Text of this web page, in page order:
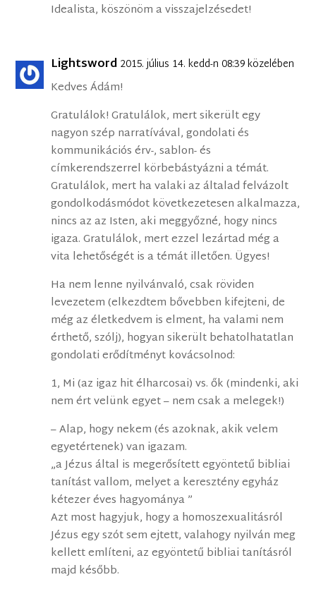
Idealista, köszönöm a visszajelzésedet!
Lightsword 2015. július 14. kedd-n 08:39 közelében
Kedves Ádám!
Gratulálok! Gratulálok, mert sikerült egy
nagyon szép narratívával, gondolati és
kommunikációs érv-, sablon- és
címkerendszerrel körbebástyázni a témát.
Gratulálok, mert ha valaki az általad felvázolt
gondolkodásmódot következetesen alkalmazza,
nincs az az Isten, aki meggyőzné, hogy nincs
igaza. Gratulálok, mert ezzel lezártad még a
vita lehetőségét is a témát illetően. Ügyes!
Ha nem lenne nyilvánvaló, csak röviden
levezetem (elkezdtem bővebben kifejteni, de
még az életkedvem is elment, ha valami nem
érthető, szólj), hogyan sikerült behatolhatatlan
gondolati erődítményt kovácsolnod:
1, Mi (az igaz hit élharcosai) vs. ők (mindenki, aki
nem ért velünk egyet – nem csak a melegek!)
– Alap, hogy nekem (és azoknak, akik velem
egyetértenek) van igazam.
„a Jézus által is megerősített egyöntetű bibliai
tanítást vallom, melyet a keresztény egyház
kétezer éves hagyománya ”
Azt most hagyjuk, hogy a homoszexualitásról
Jézus egy szót sem ejtett, valahogy nyilván meg
kellett említeni, az egyöntetű bibliai tanításról
majd később.